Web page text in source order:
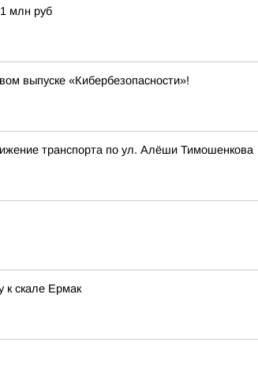
млн руб
выпуске «Кибербезопасности»!
транспорта по ул. Алёши Тимошенкова
к скале Ермак